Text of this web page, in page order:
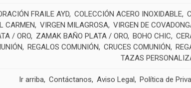
FRAILE AYD COLECCIÓN ACERO INOXIDABLE
CARMEN VIRGEN MILAGROSA VIRGEN DE
/ ORO ZAMAK BAÑO PLATA / ORO BOHO CHIC
REGALOS COMUNIÓN CRUCES COMUNIÓN
TAZAS
Ir arriba Contáctanos Aviso Legal Política de